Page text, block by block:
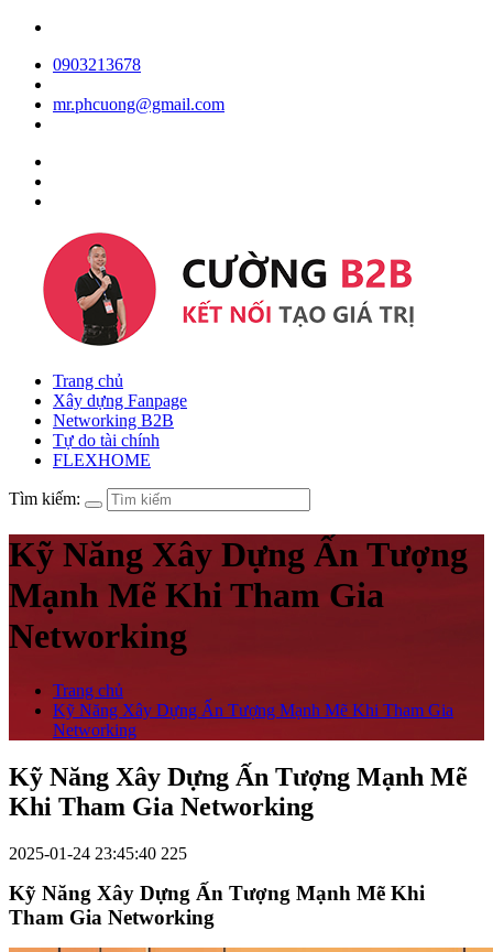
0903213678
mr.phcuong@gmail.com
Trang chủ
Xây dựng Fanpage
Networking B2B
Tự do tài chính
FLEXHOME
Tìm kiếm:
Kỹ Năng Xây Dựng Ấn Tượng
Mạnh Mẽ Khi Tham Gia
Networking
Trang chủ
Kỹ Năng Xây Dựng Ấn Tượng Mạnh Mẽ Khi Tham Gia
Networking
Kỹ Năng Xây Dựng Ấn Tượng Mạnh Mẽ
Khi Tham Gia Networking
2025-01-24 23:45:40 225
Kỹ Năng Xây Dựng Ấn Tượng Mạnh Mẽ Khi
Tham Gia Networking